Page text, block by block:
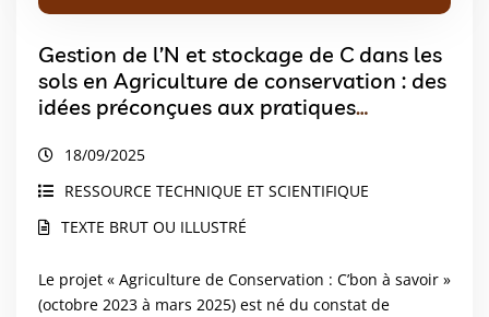
Gestion de l’N et stockage de C dans les
sols en Agriculture de conservation : des
idées préconçues aux pratiques
18/09/2025
RESSOURCE TECHNIQUE ET SCIENTIFIQUE
TEXTE BRUT OU ILLUSTRÉ
Le projet « Agriculture de Conservation : C’bon à savoir »
(octobre 2023 à mars 2025) est né du constat de